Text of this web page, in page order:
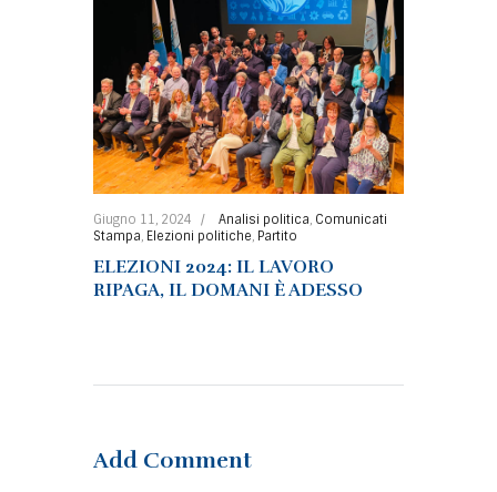
Giugno 11, 2024 Analisi politica, Comunicati
Stampa, Elezioni politiche, Partito
ELEZIONI 2024: IL LAVORO
RIPAGA, IL DOMANI È ADESSO
Add Comment